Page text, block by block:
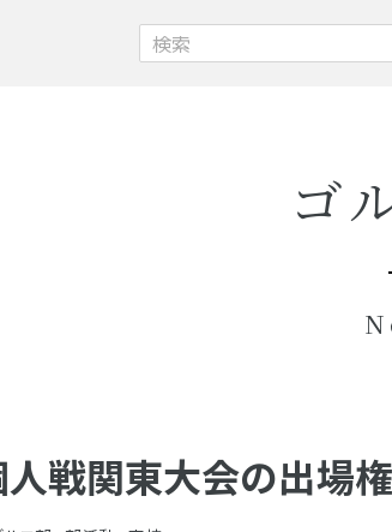
ゴ
戦関東大会の出場権